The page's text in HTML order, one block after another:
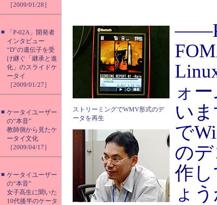
［2009/01/28］
■
「P-02A」開発者
インタビュー
“D”の遺伝子を受
け継ぐ「継承と進
化」のスライドケ
ータイ
［2009/01/27］
■ ケータイユーザー
の“本音”
教師側から見たケ
ータイ文化
［2009/04/17］
■ ケータイユーザー
の“本音”
女子高生に聞いた
10代後半のケータ
ストリーミングでWMV形式のデ
ータを再生
ォ
い
で
の
作
ょ